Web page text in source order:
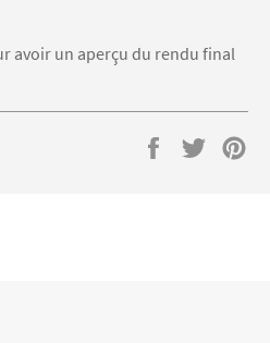
avoir un aperçu du rendu final
PartagerTweeter